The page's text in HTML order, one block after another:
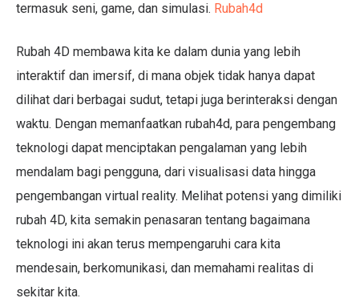
termasuk seni, game, dan simulasi. Rubah4d
Rubah 4D membawa kita ke dalam dunia yang lebih
interaktif dan imersif, di mana objek tidak hanya dapat
dilihat dari berbagai sudut, tetapi juga berinteraksi dengan
waktu. Dengan memanfaatkan rubah4d, para pengembang
teknologi dapat menciptakan pengalaman yang lebih
mendalam bagi pengguna, dari visualisasi data hingga
pengembangan virtual reality. Melihat potensi yang dimiliki
rubah 4D, kita semakin penasaran tentang bagaimana
teknologi ini akan terus mempengaruhi cara kita
mendesain, berkomunikasi, dan memahami realitas di
sekitar kita.